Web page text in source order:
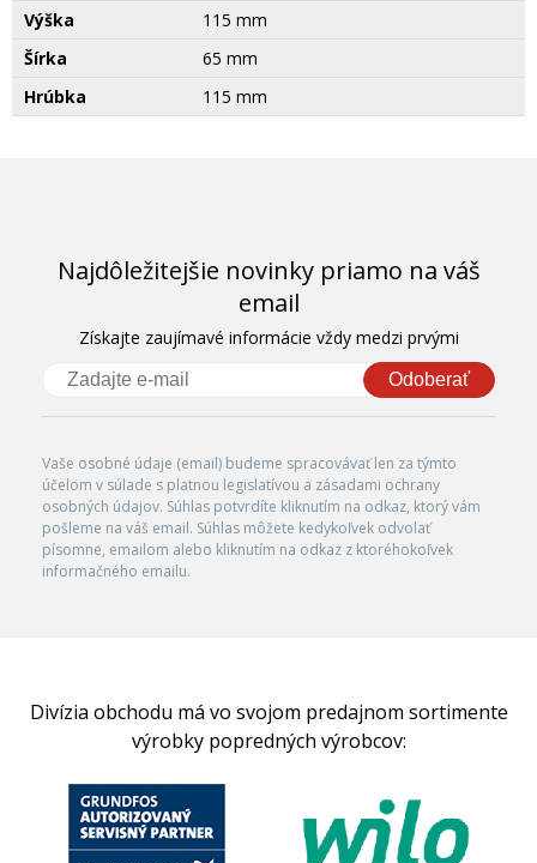
Výška
115 mm
Šírka
65 mm
Hrúbka
115 mm
Najdôležitejšie novinky priamo na váš
email
Získajte zaujímavé informácie vždy medzi prvými
Odoberať
Vaše osobné údaje (email) budeme spracovávať len za týmto
účelom v súlade s platnou legislatívou a zásadami ochrany
osobných údajov. Súhlas potvrdíte kliknutím na odkaz, ktorý vám
pošleme na váš email. Súhlas môžete kedykoľvek odvolať
písomne, emailom alebo kliknutím na odkaz z ktoréhokoľvek
informačného emailu.
Divízia obchodu má vo svojom predajnom sortimente
výrobky popredných výrobcov: